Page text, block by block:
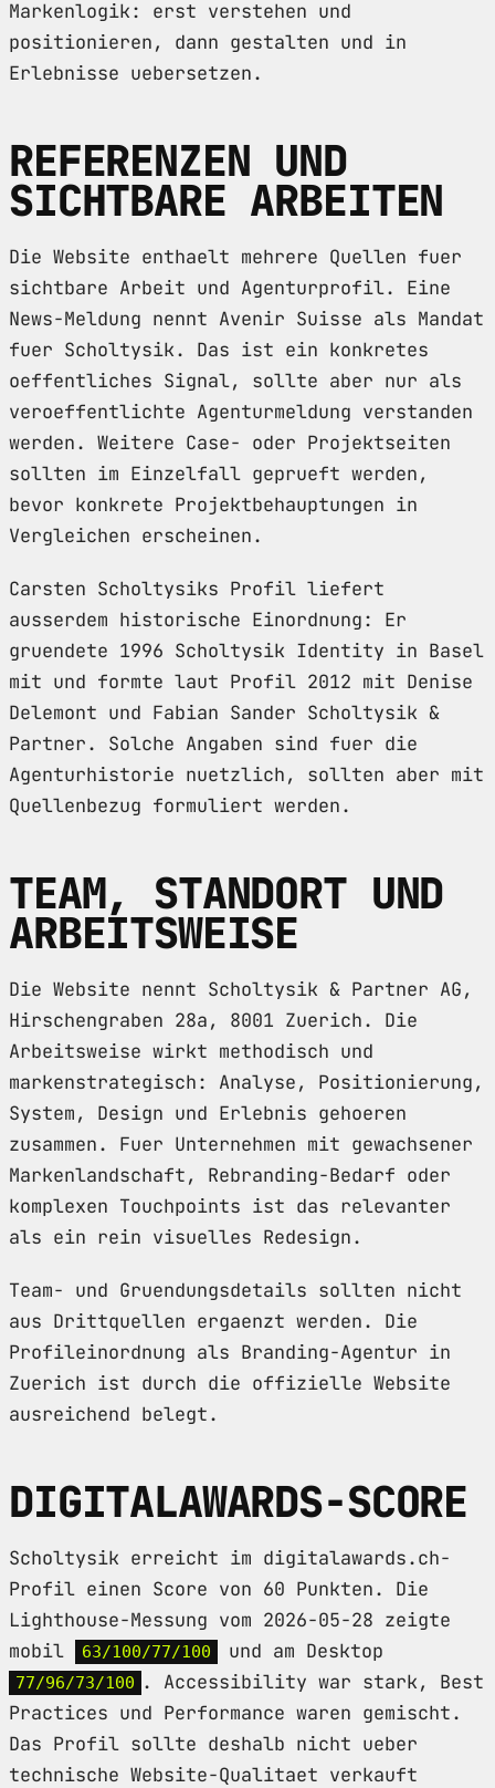
Markenlogik: erst verstehen und
positionieren, dann gestalten und in
Erlebnisse uebersetzen.
REFERENZEN UND
SICHTBARE ARBEITEN
Die Website enthaelt mehrere Quellen fuer
sichtbare Arbeit und Agenturprofil. Eine
News-Meldung nennt Avenir Suisse als Mandat
fuer Scholtysik. Das ist ein konkretes
oeffentliches Signal, sollte aber nur als
veroeffentlichte Agenturmeldung verstanden
werden. Weitere Case- oder Projektseiten
sollten im Einzelfall geprueft werden,
bevor konkrete Projektbehauptungen in
Vergleichen erscheinen.
Carsten Scholtysiks Profil liefert
ausserdem historische Einordnung: Er
gruendete 1996 Scholtysik Identity in Basel
mit und formte laut Profil 2012 mit Denise
Delemont und Fabian Sander Scholtysik &
Partner. Solche Angaben sind fuer die
Agenturhistorie nuetzlich, sollten aber mit
Quellenbezug formuliert werden.
TEAM, STANDORT UND
ARBEITSWEISE
Die Website nennt Scholtysik & Partner AG,
Hirschengraben 28a, 8001 Zuerich. Die
Arbeitsweise wirkt methodisch und
markenstrategisch: Analyse, Positionierung,
System, Design und Erlebnis gehoeren
zusammen. Fuer Unternehmen mit gewachsener
Markenlandschaft, Rebranding-Bedarf oder
komplexen Touchpoints ist das relevanter
als ein rein visuelles Redesign.
Team- und Gruendungsdetails sollten nicht
aus Drittquellen ergaenzt werden. Die
Profileinordnung als Branding-Agentur in
Zuerich ist durch die offizielle Website
ausreichend belegt.
DIGITALAWARDS-SCORE
Scholtysik erreicht im digitalawards.ch-
Profil einen Score von 60 Punkten. Die
Lighthouse-Messung vom 2026-05-28 zeigte
mobil
63/100/77/100 und am Desktop
77/96/73/100 . Accessibility war stark, Best
Practices und Performance waren gemischt.
Das Profil sollte deshalb nicht ueber
technische Website-Qualitaet verkauft